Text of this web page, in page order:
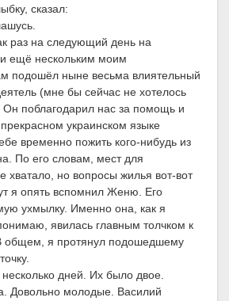
сказал:
раз на следующий день на
ещё нескольким моим
подошёл ныне весьма влиятельный
(мне бы сейчас не хотелось
Он поблагодарил нас за помощь и
украинском языке
временно пожить кого-нибудь из
По его словам, мест для
хватало, но вопросы жилья вот-вот
я опять вспомнил Женю. Его
ухмылку. Именно она, как я
явилась главным толчком к
я протянул подошедшему
дней. Их было двое.
Довольно молодые. Василий